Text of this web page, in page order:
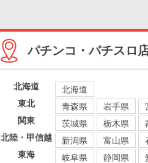
パチンコ・パチスロ
北海道
北海道
東北
青森県 岩手県
関東
茨城県 栃木県
北陸・甲信越
新潟県 富山県
東海
岐阜県 静岡県